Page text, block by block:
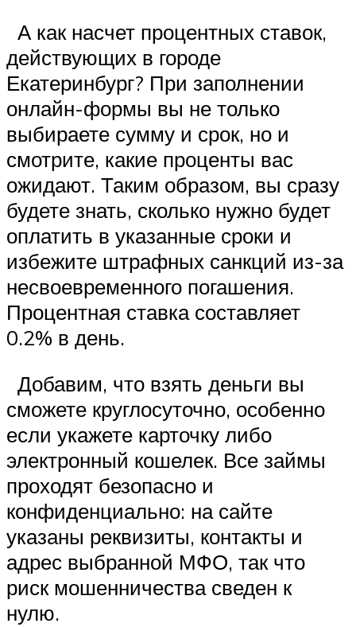
А как насчет процентных ставок,
действующих в городе
Екатеринбург? При заполнении
онлайн-формы вы не только
выбираете сумму и срок, но и
смотрите, какие проценты вас
ожидают. Таким образом, вы сразу
будете знать, сколько нужно будет
оплатить в указанные сроки и
избежите штрафных санкций из-за
несвоевременного погашения.
Процентная ставка составляет
0.2% в день.
Добавим, что взять деньги вы
сможете круглосуточно, особенно
если укажете карточку либо
электронный кошелек. Все займы
проходят безопасно и
конфиденциально: на сайте
указаны реквизиты, контакты и
адрес выбранной МФО, так что
риск мошенничества сведен к
нулю.